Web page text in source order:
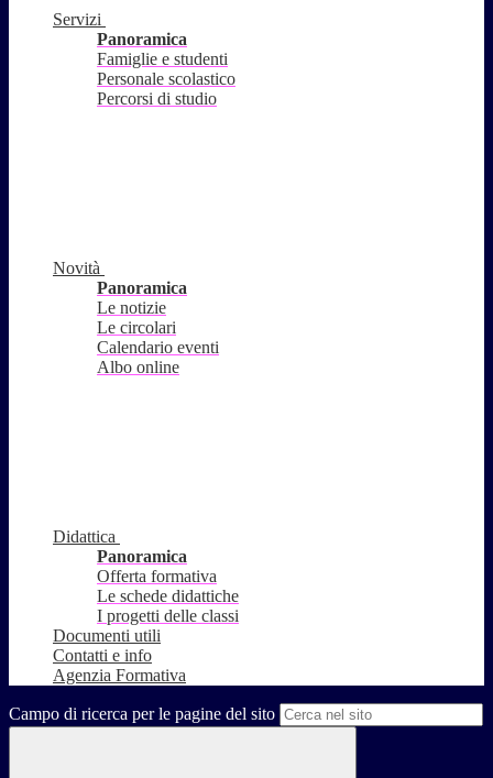
Servizi
Panoramica
Famiglie e studenti
Personale scolastico
Percorsi di studio
Novità
Panoramica
Le notizie
Le circolari
Calendario eventi
Albo online
Didattica
Panoramica
Offerta formativa
Le schede didattiche
I progetti delle classi
Documenti utili
Contatti e info
Agenzia Formativa
Campo di ricerca per le pagine del sito